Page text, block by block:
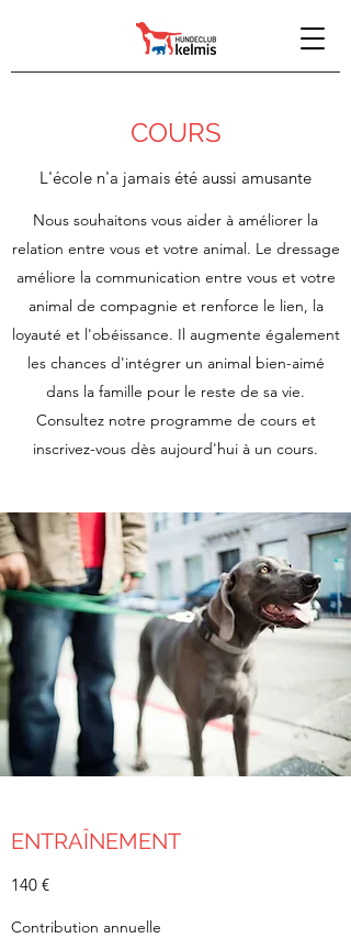
COURS
L'école n'a jamais été aussi amusante
Nous souhaitons vous aider à améliorer la
relation entre vous et votre animal. Le dressage
améliore la communication entre vous et votre
animal de compagnie et renforce le lien, la
loyauté et l'obéissance. Il augmente également
les chances d'intégrer un animal bien-aimé
dans la famille pour le reste de sa vie.
Consultez notre programme de cours et
inscrivez-vous dès aujourd'hui à un cours.
ENTRAÎNEMENT
140 €
Contribution annuelle